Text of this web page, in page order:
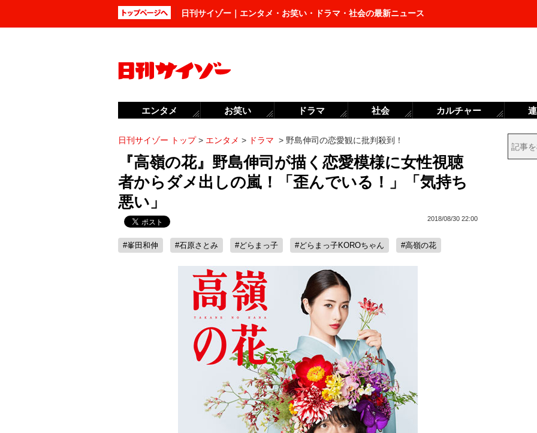
日刊サイゾー｜エンタメ・お笑い・ドラマ・社会の最新ニュース
日刊サイゾー トップ> エンタメ > ドラマ > 野島伸司の恋愛観に批判殺到！
『高嶺の花』野島伸司が描く恋愛模様に女性視聴
者からダメ出しの嵐！「歪んでいる！」「気持ち
悪い」
2018/08/30 22:00
#峯田和伸 #石原さとみ #どらまっ子 #どらまっ子KOROちゃん #高嶺の花
エンタメ お笑い ドラマ 社会 カルチャー